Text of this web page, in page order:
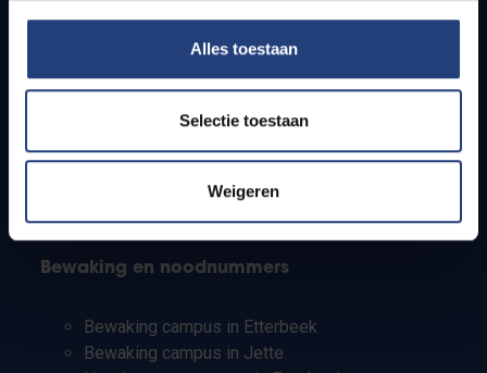
Alles toestaan
Selectie toestaan
Weigeren
Studenten
PhD-studenten
Leerkrachten en secundaire scholen
Bewaking en noodnummers
Bewaking campus in Etterbeek
Bewaking campus in Jette